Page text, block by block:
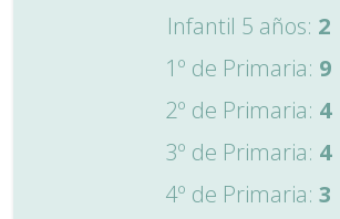
Infantil 5 años: 2
1º de Primaria: 9
2º de Primaria: 4
3º de Primaria: 4
4º de Primaria: 3